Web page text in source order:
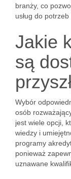
branży, co
usług do potrzeb
Jakie
są
Wybór
osób
jest wiele opcji,
wiedzy i
programy
ponieważ
uznawane